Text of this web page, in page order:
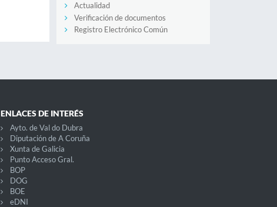
Actualidad
Verificación de documentos
Registro Electrónico Común
ENLACES DE INTERÉS
Ayto. de Val do Dubra
Diputación de A Coruña
Xunta de Galicia
Punto Acceso Gral.
BOP
DOG
BOE
eDNI